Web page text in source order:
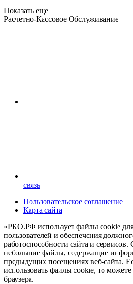
Показать еще
Расчетно-Кассовое Обслуживание
связь
Пользовательское соглашение
Карта сайта
«РКО.РФ использует файлы cookie
пользователей и обеспечения
работоспособности сайта и сервисов.
небольшие файлы, содержащие
предыдущих посещениях веб-сайта.
использовать файлы cookie, то
браузера.